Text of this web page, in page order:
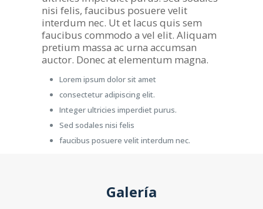
nisi felis, faucibus posuere velit
interdum nec. Ut et lacus quis sem
faucibus commodo a vel elit. Aliquam
pretium massa ac urna accumsan
auctor. Donec at elementum magna.
Lorem ipsum dolor sit amet
consectetur adipiscing elit.
Integer ultricies imperdiet purus.
Sed sodales nisi felis
faucibus posuere velit interdum nec.
Galería